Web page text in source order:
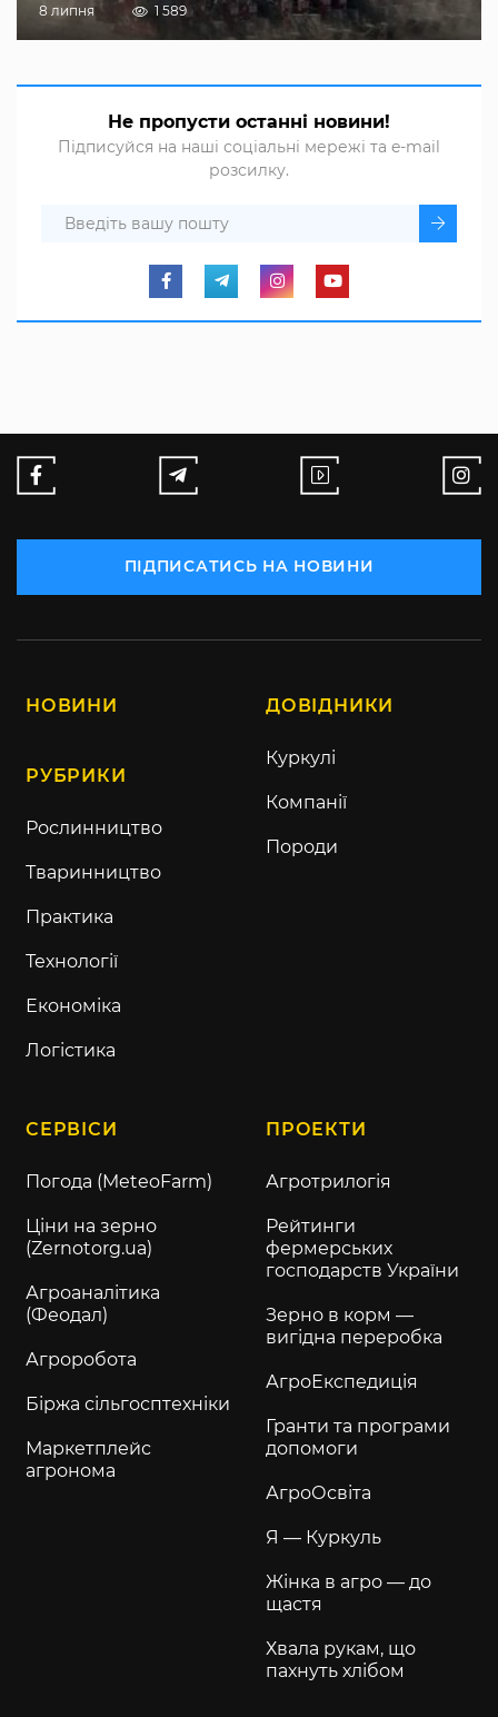
8 липня 1 589
Не пропусти останні новини!
Підписуйся на наші соціальні мережі та e-mail
розсилку.
ПІДПИСАТИСЬ НА НОВИНИ
НОВИНИ
РУБРИКИ
Рослинництво
Тваринництво
Практика
Технології
Економіка
Логістика
ДОВІДНИКИ
Куркулі
Компанії
Породи
СЕРВІСИ
Погода (MeteoFarm)
Ціни на зерно
(Zernotorg.ua)
Агроаналітика
(Феодал)
Агроробота
Біржа сільгосптехніки
Маркетплейс
агронома
ПРОЕКТИ
Агротрилогія
Рейтинги
фермерських
господарств України
Зерно в корм —
вигідна переробка
АгроЕкспедиція
Гранти та програми
допомоги
АгроОсвіта
Я — Куркуль
Жінка в агро — до
щастя
Хвала рукам, що
пахнуть хлібом